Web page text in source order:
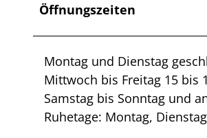
Öffnungszeiten
Montag und Dienstag
Mittwoch bis Freitag 15 bis
Samstag bis Sonntag und
Ruhetage: Montag, Dienstag